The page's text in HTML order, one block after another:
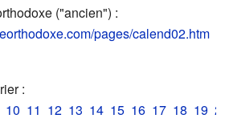
("ancien") :
pages/calend02.htm
:
10 11 12 13 14 15 16 17 18 19 20